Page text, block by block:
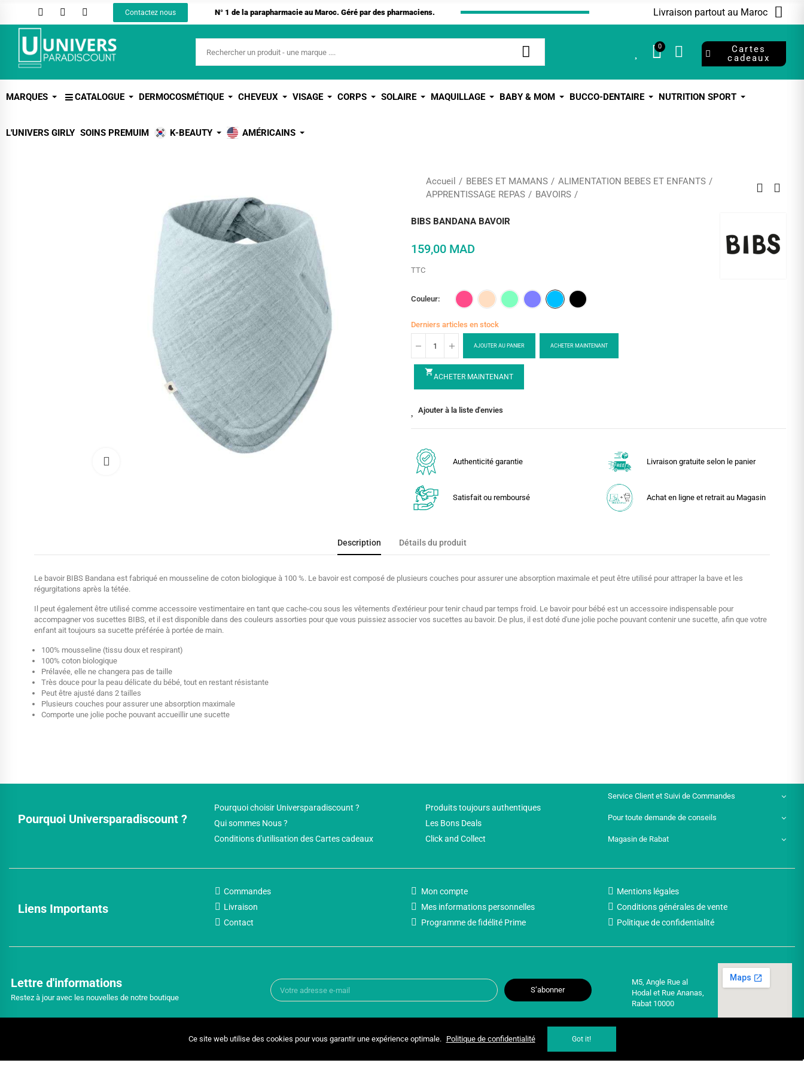
Contactez nous N° 1 de la parapharmacie au Maroc. Géré par des pharmaciens. Livraison partout au Maroc
0
Cartes
cadeaux
MARQUES CATALOGUE DERMOCOSMÉTIQUE CHEVEUX VISAGE CORPS SOLAIRE MAQUILLAGE BABY & MOM BUCCO-DENTAIRE NUTRITION SPORT
L'UNIVERS GIRLY SOINS PREMUIM K-BEAUTY AMÉRICAINS
Accueil BEBES ET MAMANS
ALIMENTATION BEBES ET ENFANTS
APPRENTISSAGE REPAS
BAVOIRS
BIBS BANDANA BAVOIR
159,00 MAD
TTC
Couleur
Derniers articles en stock
AJOUTER AU PANIER ACHETER MAINTENANT
shopping_cart
ACHETER MAINTENANT
Ajouter à la liste d'envies
Authenticité garantie Livraison gratuite selon le panier
Satisfait ou remboursé Achat en ligne et retrait au Magasin
Description Détails du produit
Le bavoir BIBS Bandana est fabriqué en mousseline de coton biologique à 100 %. Le bavoir est composé de plusieurs couches pour assurer une absorption maximale et peut être utilisé pour attraper la bave et les
régurgitations après la tétée.
Il peut également être utilisé comme accessoire vestimentaire en tant que cache-cou sous les vêtements d'extérieur pour tenir chaud par temps froid. Le bavoir pour bébé est un accessoire indispensable pour
accompagner vos sucettes BIBS, et il est disponible dans des couleurs assorties pour que vous puissiez associer vos sucettes au bavoir. De plus, il est doté d'une jolie poche pouvant contenir une sucette, afin que votre
enfant ait toujours sa sucette préférée à portée de main.
100% mousseline (tissu doux et respirant)
100% coton biologique
Prélavée, elle ne changera pas de taille
Très douce pour la peau délicate du bébé, tout en restant résistante
Peut être ajusté dans 2 tailles
Plusieurs couches pour assurer une absorption maximale
Comporte une jolie poche pouvant accueillir une sucette
Pourquoi Universparadiscount ?
Pourquoi choisir Universparadiscount ?
Qui sommes Nous ?
Conditions d'utilisation des Cartes cadeaux
Produits toujours authentiques
Les Bons Deals
Click and Collect
Service Client et Suivi de Commandes
Pour toute demande de conseils
Magasin de Rabat
Liens Importants
Commandes
Livraison
Contact
Mon compte
Mes informations personnelles
Programme de fidélité Prime
Mentions légales
Conditions générales de vente
Politique de confidentialité
Lettre d'informations
Restez à jour avec les nouvelles de notre boutique
S’abonner
M5, Angle Rue al
Hodal et Rue Ananas,
Rabat 10000
Copyright © 2025 UNIVERSPARADISCOUNT
Ce site web utilise des cookies pour vous garantir une expérience optimale. Politique de confidentialité Got it!